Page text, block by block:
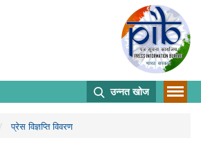
उन्नत खोज
प्रेस विज्ञप्ति विवरण